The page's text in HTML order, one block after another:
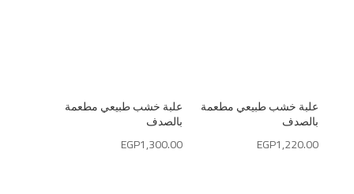
علبة خشب طبيعي مطعمة
بالصدف
EGP1,300.00
علبة خشب طبيعي مطعمة
بالصدف
EGP1,220.00